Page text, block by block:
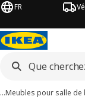
FR
…Meubles pour salle de